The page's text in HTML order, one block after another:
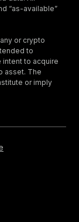
“as-available”
or crypto
to
intent to acquire
asset. The
or imply